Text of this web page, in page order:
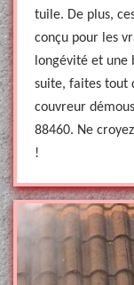
tuile. De plus,
conçu pour les
longévité et
suite, faites tout
couvreur
88460. Ne
!